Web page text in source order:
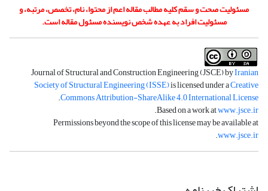
مسئولیت صحت و سقم کلیه مطالب مقاله اعم از محتوا، نام، تخصص، مرتبه، و
مسئولیت افراد به عهده شخص نویسنده مسئول مقاله است.
Journal of Structural and Construction Engineering (JSCE) byIranian
Society of Structural Engineering (ISSE)is licensed under aCreative
Commons Attribution-ShareAlike 4.0 International License
.
Based on a work atwww.jsce.ir
.
Permissions beyond the scope of this license may be available at
www.jsce.ir
.